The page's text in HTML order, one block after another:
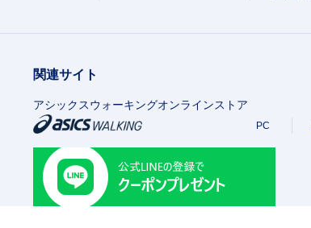
関連サイト
アシックスウォーキングオンラインストア
PC